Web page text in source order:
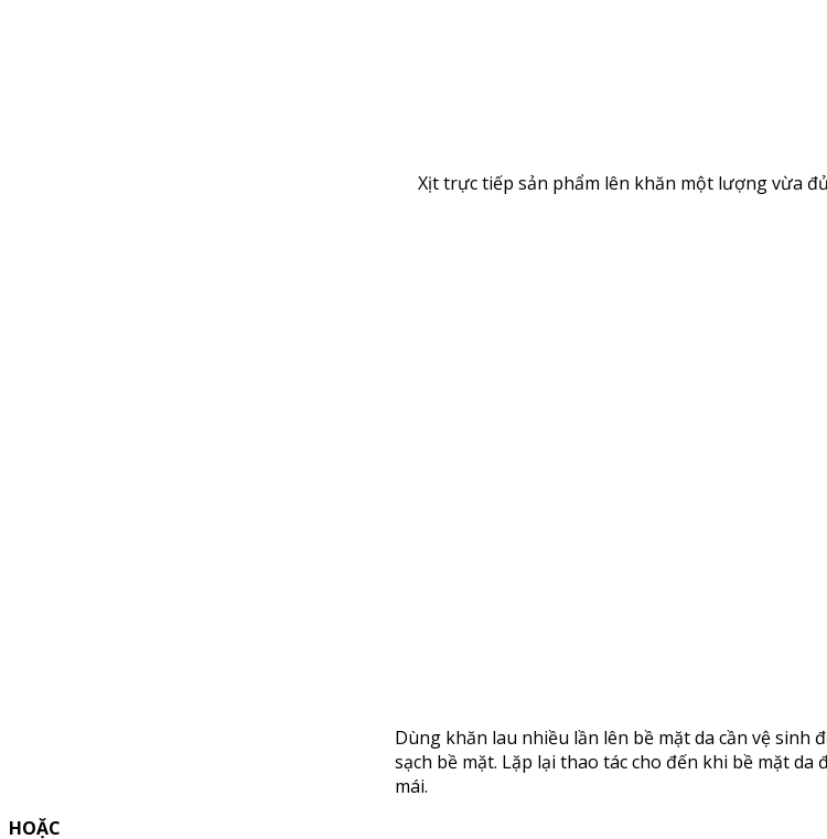
Xịt trực tiếp sản phẩm lên khăn một lượng vừa
Dùng khăn lau nhiều lần lên bề mặt da cần vệ sinh
sạch bề mặt. Lặp lại thao tác cho đến khi bề mặt da
mái.
HOẶC